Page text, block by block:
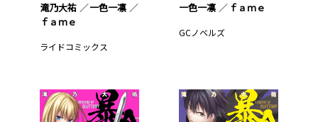
滝乃大祐
一色一凛
ｆａｍｅ
ライドコミックス
一色一凛 ｆａｍｅ
GCノベルズ